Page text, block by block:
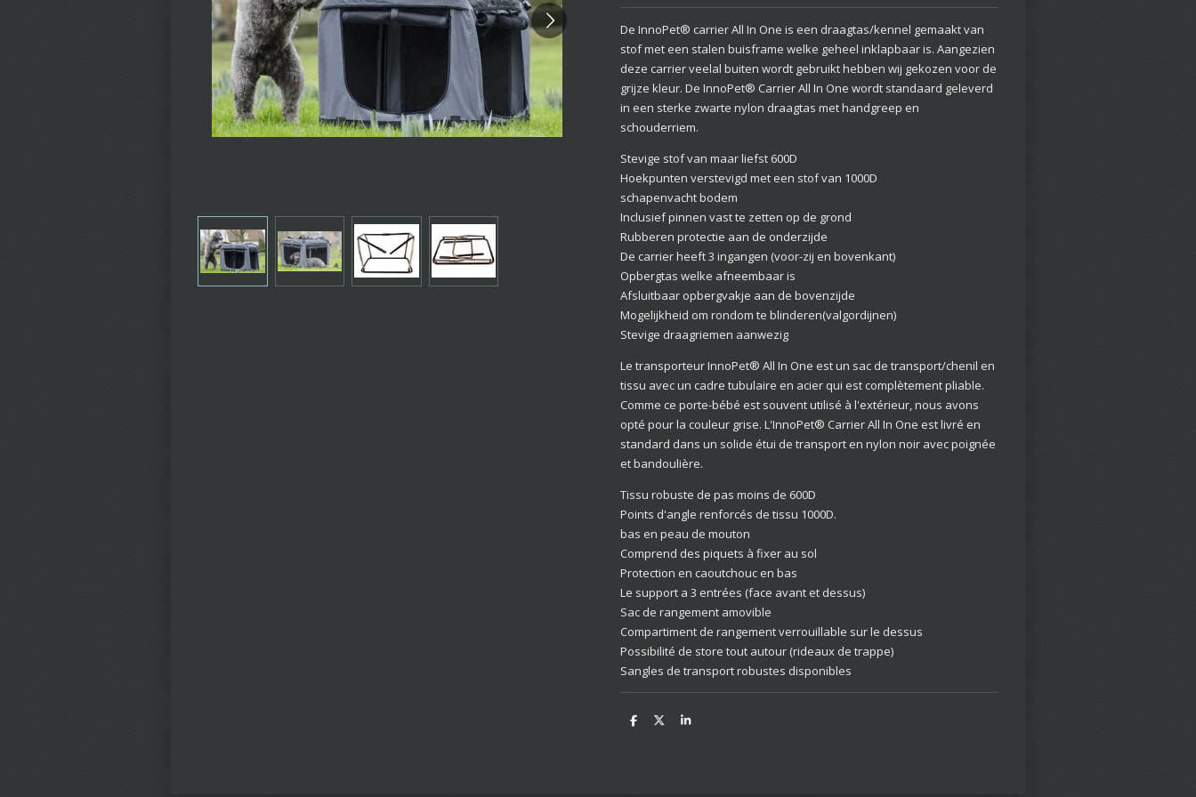
De InnoPet® carrier All In One is een draagtas/kennel gemaakt van
stof met een stalen buisframe welke geheel inklapbaar is. Aangezien
deze carrier veelal buiten wordt gebruikt hebben wij gekozen voor de
grijze kleur. De InnoPet® Carrier All In One wordt standaard geleverd
in een sterke zwarte nylon draagtas met handgreep en
schouderriem.
Stevige stof van maar liefst 600D
Hoekpunten verstevigd met een stof van 1000D
schapenvacht bodem
Inclusief pinnen vast te zetten op de grond
Rubberen protectie aan de onderzijde
De carrier heeft 3 ingangen (voor-zij en bovenkant)
Opbergtas welke afneembaar is
Afsluitbaar opbergvakje aan de bovenzijde
Mogelijkheid om rondom te blinderen(valgordijnen)
Stevige draagriemen aanwezig
Le transporteur InnoPet® All In One est un sac de transport/chenil en
tissu avec un cadre tubulaire en acier qui est complètement pliable.
Comme ce porte-bébé est souvent utilisé à l'extérieur, nous avons
opté pour la couleur grise. L'InnoPet® Carrier All In One est livré en
standard dans un solide étui de transport en nylon noir avec poignée
et bandoulière.
Tissu robuste de pas moins de 600D
Points d'angle renforcés de tissu 1000D.
bas en peau de mouton
Comprend des piquets à fixer au sol
Protection en caoutchouc en bas
Le support a 3 entrées (face avant et dessus)
Sac de rangement amovible
Compartiment de rangement verrouillable sur le dessus
Possibilité de store tout autour (rideaux de trappe)
Sangles de transport robustes disponibles
D
D
S